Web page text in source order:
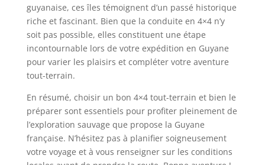
guyanaise, ces îles témoignent d’un passé historique
riche et fascinant. Bien que la conduite en 4×4 n’y
soit pas possible, elles constituent une étape
incontournable lors de votre expédition en Guyane
pour varier les plaisirs et compléter votre aventure
tout-terrain.
En résumé, choisir un bon 4×4 tout-terrain et bien le
préparer sont essentiels pour profiter pleinement de
l’exploration sauvage que propose la Guyane
française. N’hésitez pas à planifier soigneusement
votre voyage et à vous renseigner sur les conditions